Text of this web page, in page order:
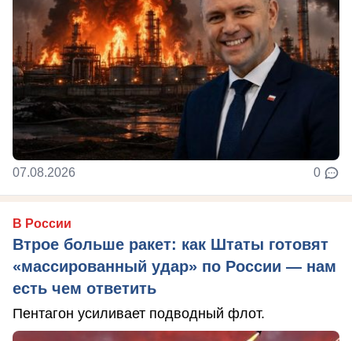
07.08.2026 0
В России
Втрое больше ракет: как Штаты готовят
«массированный удар» по России — нам
есть чем ответить
Пентагон усиливает подводный флот.